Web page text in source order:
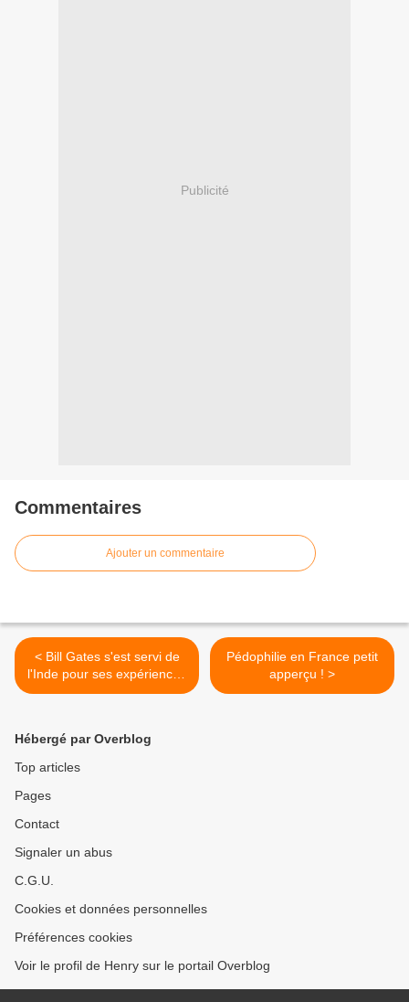
Publicité
Commentaires
Ajouter un commentaire
< Bill Gates s'est servi de
l'Inde pour ses expériences
médicales
Pédophilie en France petit
apperçu ! >
Hébergé par Overblog
Top articles
Pages
Contact
Signaler un abus
C.G.U.
Cookies et données personnelles
Préférences cookies
Voir le profil de Henry sur le portail Overblog